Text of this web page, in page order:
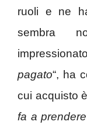
ruoli e ne
sembra
pagato“, ha
cui acquisto
fa a